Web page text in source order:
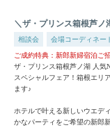
＼ザ・プリンス箱根芦ノ
相談会 会場コーディネー
ご成約特典：新郎新婦宿泊ご
ザ・プリンス箱根芦ノ湖 人気
スペシャルフェア！箱根エリ
ます♪
ホテルで叶える新しいウエ
かなパーティをご希望の新郎